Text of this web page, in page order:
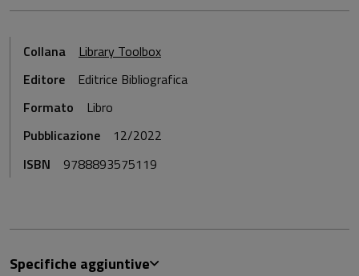
Collana
Library Toolbox
Editore
Editrice Bibliografica
Formato
Libro
Pubblicazione
12/2022
ISBN
9788893575119
Specifiche aggiuntive